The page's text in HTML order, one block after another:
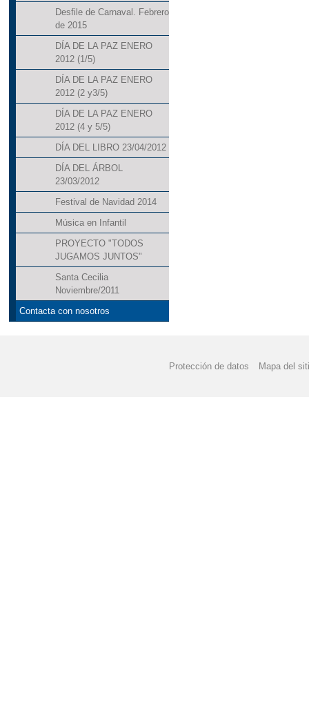
Desfile de Carnaval. Febrero
de 2015
DÍA DE LA PAZ ENERO
2012 (1/5)
DÍA DE LA PAZ ENERO
2012 (2 y3/5)
DÍA DE LA PAZ ENERO
2012 (4 y 5/5)
DÍA DEL LIBRO 23/04/2012
DÍA DEL ÁRBOL
23/03/2012
Festival de Navidad 2014
Música en Infantil
PROYECTO "TODOS
JUGAMOS JUNTOS"
Santa Cecilia
Noviembre/2011
Contacta con nosotros
Protección de datos Mapa del